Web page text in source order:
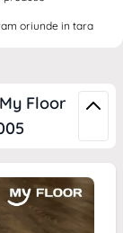
oriunde in tara
Floor